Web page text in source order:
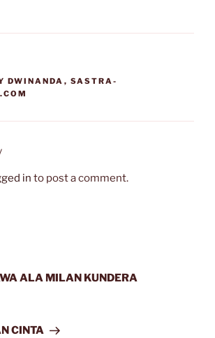
DWINANDA , SASTRA-
in to post a comment.
ALA MILAN KUNDERA
CINTA